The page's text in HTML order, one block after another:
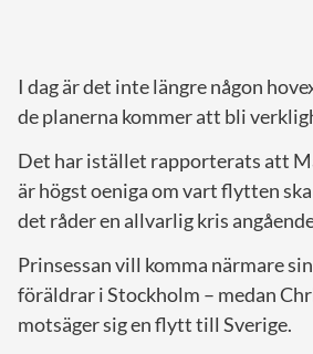
I dag är det inte längre någon
de planerna kommer att bli
Det har istället rapporterats att
är högst oeniga om vart flytten
det råder en allvarlig kris
Prinsessan vill komma närmare
föräldrar i Stockholm – medan
motsäger sig en flytt till Sverige.